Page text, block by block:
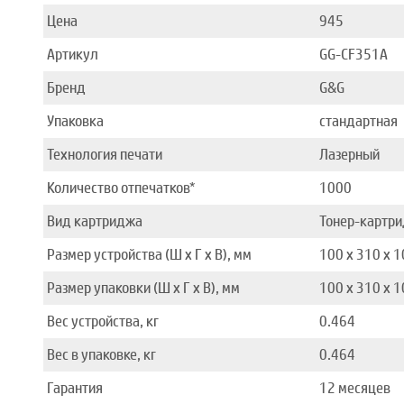
Цена
945
Артикул
GG-CF351A
Бренд
G&G
Упаковка
стандартная
Технология печати
Лазерный
Количество отпечатков*
1000
Вид картриджа
Тонер-
Размер устройства (Ш x Г x В), мм
100 x 310 x
Размер упаковки (Ш x Г x В), мм
100 x 310 x
Вес устройства, кг
0.464
Вес в упаковке, кг
0.464
Гарантия
12 месяцев